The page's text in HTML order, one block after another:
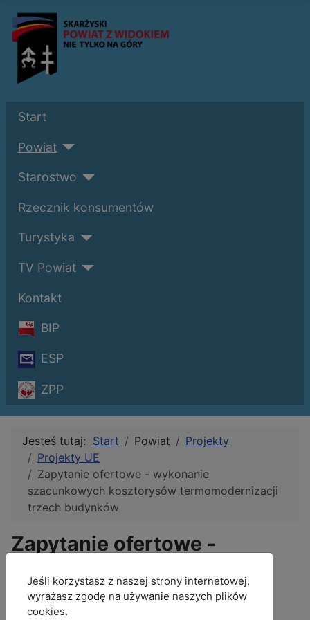
Start
Powiat
Starostwo
Rzecznik konsumentów
Turystyka
TV Powiat
Kontakt
BIP
ESP
ZPP
Jesteś tutaj: Start Powiat
Projekty
Projekty UE
Zapytanie ofertowe - wykonanie
szacunkowych kosztorysów termomodernizacji
trzech budynków
Zapytanie ofertowe -
kosztorysów
termomodernizacji trzech
MOD_JBCOOKIES_LANG_HEADER_DEFAULT
Jeśli korzystasz z naszej strony internetowej,
wyrażasz zgodę na używanie naszych plików
cookies.